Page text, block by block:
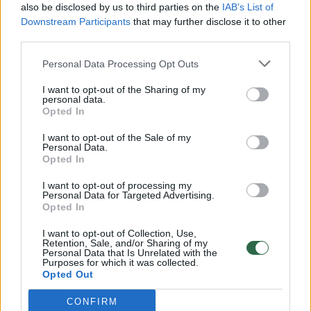
also be disclosed by us to third parties on the IAB’s List of
Downstream Participants that may further disclose it to other
Personal Data Processing Opt Outs
I want to opt-out of the Sharing of my
personal data.
Opted In
I want to opt-out of the Sale of my
Personal Data.
Opted In
I want to opt-out of processing my
Personal Data for Targeted Advertising.
Opted In
I want to opt-out of Collection, Use,
Retention, Sale, and/or Sharing of my
Personal Data that Is Unrelated with the
Purposes for which it was collected.
Opted Out
CONFIRM
Lietuvos diena
Savaitės vidurys nusimato karštas: temperatūra kils iki
Žinios | Orai
00:00:59
Nufilmavo, kaip patvino Vilniaus Vakarinis aplinkkelis:
vaizdas pribloškia
Žinios | Lietuvos diena
V. Zalužno pasisakymą laiko bandymu įsitvirtinti
Ukrainos politikoje: jis yra neteisus
Laidos | Nauja diena